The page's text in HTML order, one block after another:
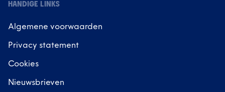
HANDIGE LINKS
Algemene voorwaarden
Privacy statement
Cookies
Nieuwsbrieven